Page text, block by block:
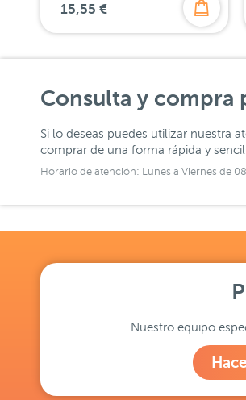
15,55 €
Consulta y compra
Si lo deseas puedes utilizar nuestra
comprar de una forma rápida y
Horario de atención: Lunes a Viernes de
Nuestro equipo